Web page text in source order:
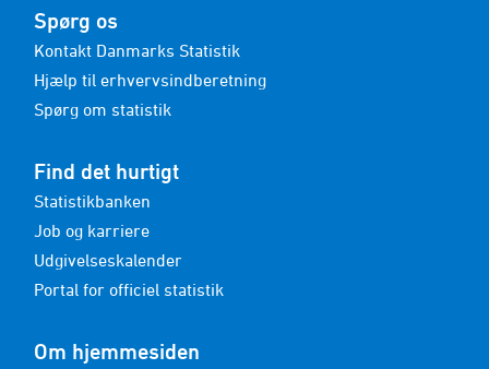
Spørg os
Kontakt Danmarks Statistik
Hjælp til erhvervsindberetning
Spørg om statistik
Find det hurtigt
Statistikbanken
Job og karriere
Udgivelseskalender
Portal for officiel statistik
Om hjemmesiden